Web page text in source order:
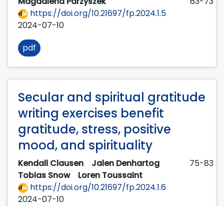
https://doi.org/10.21697/fp.2024.1.5
2024-07-10
pdf
Secular and spiritual gratitude
writing exercises benefit
gratitude, stress, positive
mood, and spirituality
Kendall Clausen
Jalen Denhartog
Tobias Snow
Loren Toussaint
75-83
https://doi.org/10.21697/fp.2024.1.6
2024-07-10